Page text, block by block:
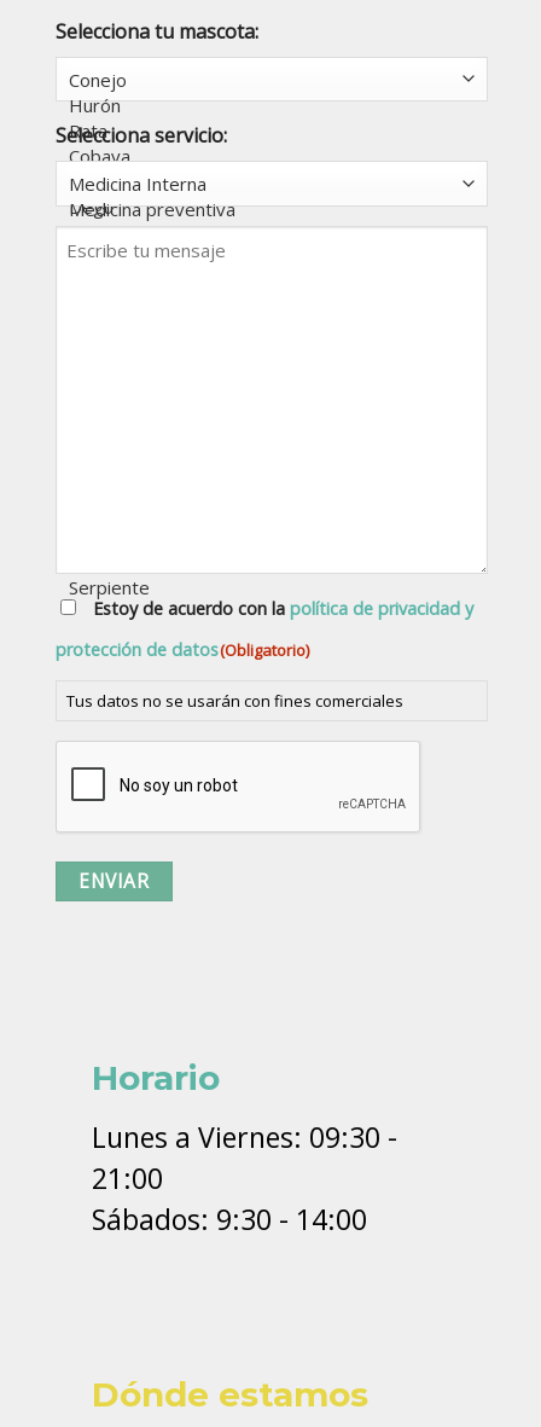
Selecciona tu mascota:
Selecciona servicio:
Mensaje
CONSENTIMIENTO
(OBLIGATORIO)
Estoy de acuerdo con la política de privacidad y
protección de datos(Obligatorio)
Tus datos no se usarán con fines comerciales
Horario
Lunes a Viernes: 09:30 -
21:00
Sábados: 9:30 - 14:00
Dónde estamos